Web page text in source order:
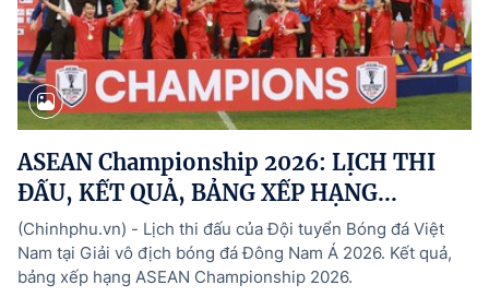
ASEAN Championship 2026: LỊCH THI
ĐẤU, KẾT QUẢ, BẢNG XẾP HẠNG...
(Chinhphu.vn) - Lịch thi đấu của Đội tuyển Bóng đá Việt
Nam tại Giải vô địch bóng đá Đông Nam Á 2026. Kết quả,
bảng xếp hạng ASEAN Championship 2026.